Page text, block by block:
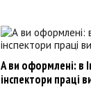
А ви оформлені: в
інспектори праці